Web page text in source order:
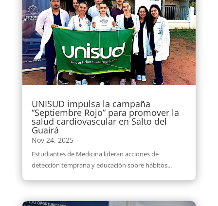
UNISUD impulsa la campaña
“Septiembre Rojo” para promover la
salud cardiovascular en Salto del
Guairá
Nov 24, 2025
Estudiantes de Medicina lideran acciones de
detección temprana y educación sobre hábitos...